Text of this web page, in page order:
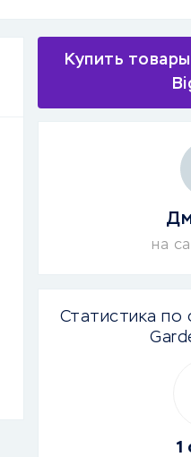
Купить
на
Статистика по
1